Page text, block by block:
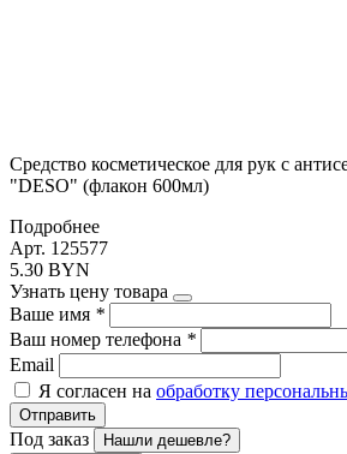
Средство косметическое для рук с
"DESO" (флакон 600мл)
Подробнее
Арт. 125577
5.30 BYN
Узнать цену товара
Ваше имя *
Ваш номер телефона *
Email
Я согласен на обработку
Отправить
Под заказ
Нашли дешевле?